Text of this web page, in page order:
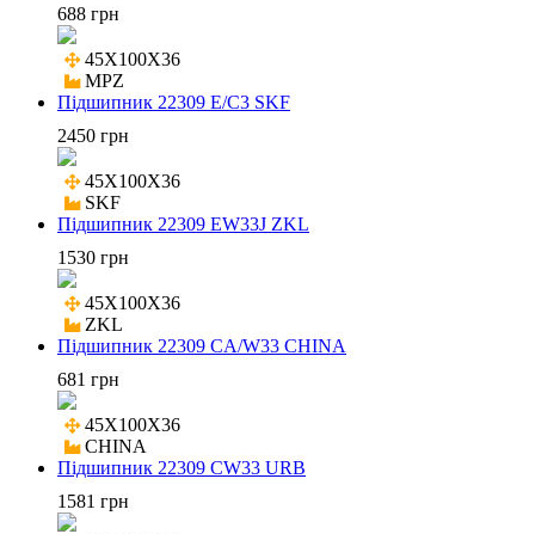
688 грн
45X100X36
MPZ
Підшипник 22309 E/C3 SKF
2450 грн
45X100X36
SKF
Підшипник 22309 EW33J ZKL
1530 грн
45X100X36
ZKL
Підшипник 22309 CA/W33 CHINA
681 грн
45X100X36
CHINA
Підшипник 22309 CW33 URB
1581 грн